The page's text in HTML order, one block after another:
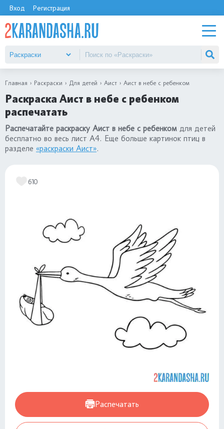
Вход Регистрация
Главная Раскраски Для детей Аист Аист в небе с ребенком
Раскраска Аист в небе с ребенком
распечатать
Распечатайте раскраску Аист в небе с ребенком для детей
бесплатно во весь лист А4. Еще больше картинок птиц в
разделе «раскраски Аист».
610
Распечатать